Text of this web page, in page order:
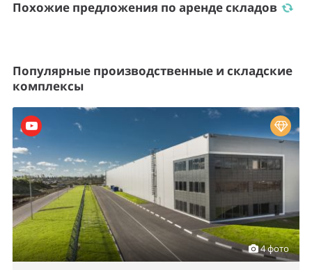
Индустриальный парк,
PNK Парк Валищево
реализуемые площади по запросу
Московская область, городской округ Подольск, деревня
Валищево
PNK Парк Валищево – индустриальный парк класса А,
расположенный в 32 километрах от МКАД по
Симферопольскому шоссе.
Связаться